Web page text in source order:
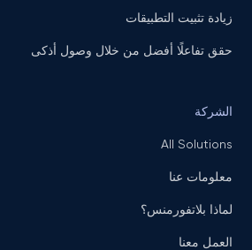
زيادة تثبيت التطبيقات
حقق تفاعلًا أفضل من خلال وصول أذكى
الشركة
All Solutions
معلومات عنا
لماذا بلاتفورمنس؟
العمل معنا